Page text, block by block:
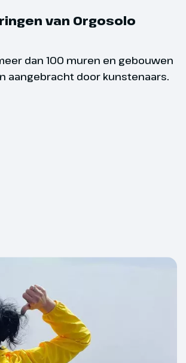
van Orgosolo
dan 100 muren en gebouwen
aangebracht door kunstenaars.
een minimum aantal
ontvang je tijdig
altijd als